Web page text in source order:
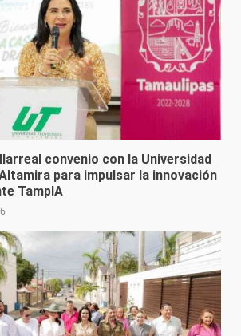
convenio con la Universidad
para impulsar la innovación
TampIA